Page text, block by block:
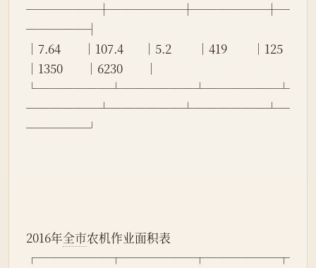
──────┼──────┼──────┼─
─────┤
│7.64        │107.4       │5.2         │419         │125
│1350        │6230        │
└──────┴──────┴──────┴
──────┴──────┴──────┴─
─────┘
2016年全市农机作业面积表
┌──────┬──────┬──────┬